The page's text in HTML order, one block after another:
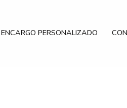
ENCARGO PERSONALIZADO